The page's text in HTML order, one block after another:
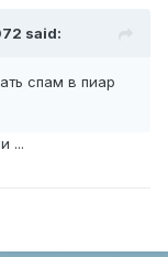
said:
спам в пиар
...